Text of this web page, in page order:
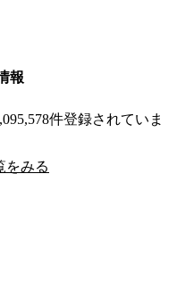
報
件登録されていま
をみる